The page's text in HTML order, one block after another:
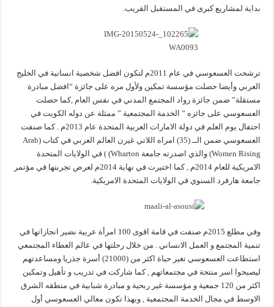
بداية لمشاريع كبرى في المستقبل القريب.
ترشحت العسعوسي في عام 2011م لتكون افضل شخصية انسانية في الخليج
العربي وأيضا حصلت مؤسسة تمكين ولأول مره على جائزة “افضل مبادرة
مستقلة” ضمن جائزة رواد المجتمع المدني في نفس العام ,كما حصلت
العسعوسي على جائزه ” الخدمة المجتمعية ” ممثلة عن دوله الكويت في
احتفال يوم العلم في دولة الامارات العربية المتحدة عام 2013م . كما صنفت
العسعوسي ضمن الــ (35) امراه اللاتي غيرن العالم العربي في كتاب (Arab
Women Rising) والذي اصدرته جامعة Wharton) ) في الولايات المتحدة
الامريكية للعام 2014م , كما اختيرت في نهاية 2014م لعرض تجربتها في مؤتمر
جامعة هارفرد السنوي في الولايات المتحدة الامريكية.
وفي مطلع 2015م صنفت في قامة اقوى 100 امرأة عربية نضير انجازاتها في
تنمية المجتمع و العمل الانساني . من خلال رحلتها في عالم العطاء المجتمعي
استطاعت العسعوسي تغير حياة اكثر من (21000) أسرة جذريا ومساعدتهم
ليصبحوا اسر منتجة في مجتمعاتهم , كما شاركت في تدريب و تأهيل وتمكين
اكثر من 120 جمعية و مؤسسة غير ربحية و مبادرة شبابية في منطقه الشرق
الاوسط في مجال الخدمة المجتمعية , وبهذا تكون معالي العسعوسي أول